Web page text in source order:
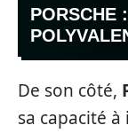
PORSCHE
De son côté,
sa capacité